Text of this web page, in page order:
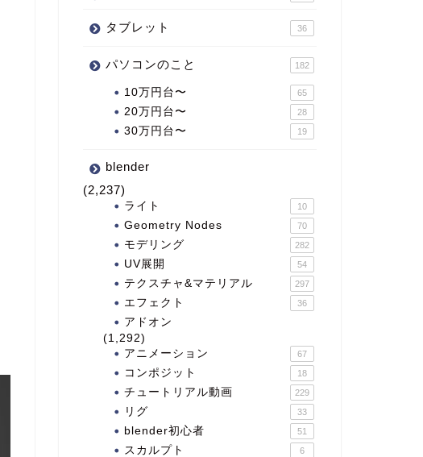
タブレット 36
パソコンのこと 182
10万円台〜 65
20万円台〜 28
30万円台〜 19
blender
(2,237)
ライト 10
Geometry Nodes 70
モデリング 282
UV展開 54
テクスチャ&マテリアル 297
エフェクト 36
アドオン
(1,292)
アニメーション
67
コンポジット 18
チュートリアル動画 229
リグ 33
blender初心者 51
スカルプト 6